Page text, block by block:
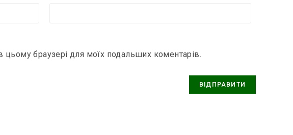
цьому браузері для моїх подальших коментарів.